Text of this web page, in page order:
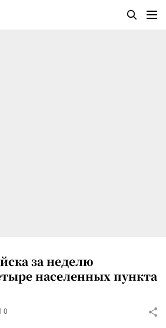
за неделю
населенных пункта
0